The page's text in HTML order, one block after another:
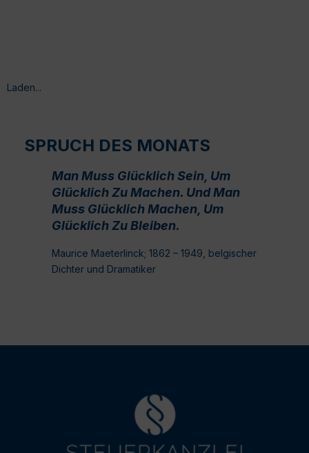
Laden...
SPRUCH DES MONATS
Man Muss Glücklich Sein, Um
Glücklich Zu Machen. Und Man
Muss Glücklich Machen, Um
Glücklich Zu Bleiben.
Maurice Maeterlinck; 1862 – 1949, belgischer
Dichter und Dramatiker